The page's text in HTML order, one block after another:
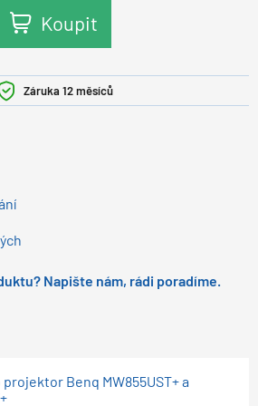
Koupit
Záruka 12 měsíců
Napište nám, rádi poradíme.
Benq MW855UST+ a